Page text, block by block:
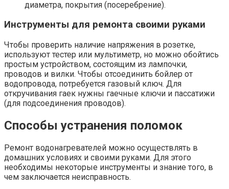
диаметра, покрытия (посеребрение).
Инструменты для ремонта своими руками
Чтобы проверить наличие напряжения в розетке,
используют тестер или мультиметр, но можно обойтись
простым устройством, состоящим из лампочки,
проводов и вилки. Чтобы отсоединить бойлер от
водопровода, потребуется газовый ключ. Для
откручивания гаек нужны гаечные ключи и пассатижи
(для подсоединения проводов).
Способы устранения поломок
Ремонт водонагревателей можно осуществлять в
домашних условиях и своими руками. Для этого
необходимы некоторые инструменты и знание того, в
чем заключается неисправность.